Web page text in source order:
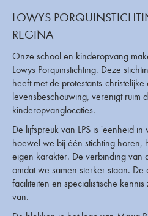
LOWYS
REGINA
Onze school en kinderopvang
Lowys Porquinstichting. Deze
heeft met de protestants-
levensbeschouwing, verenigt ruim
kinderopvanglocaties.
De lijfspreuk van LPS is 'eenheid
hoewel we bij één stichting horen,
eigen karakter. De verbinding van
omdat we samen sterker staan. De
faciliteiten en specialistische
van.